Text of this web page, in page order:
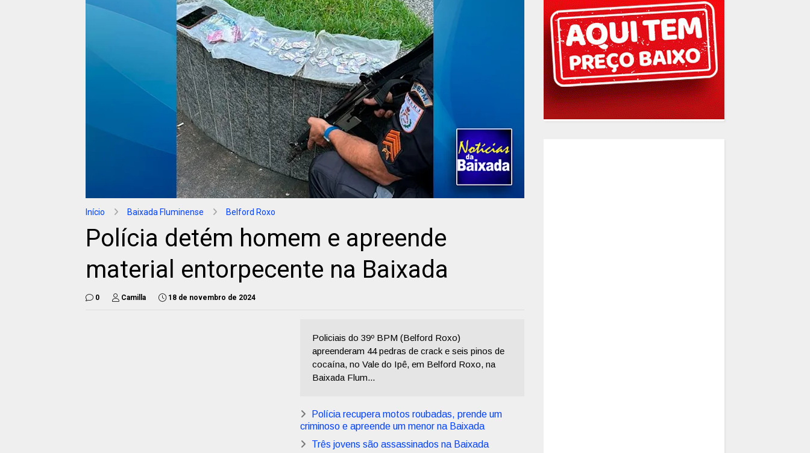
Início Baixada Fluminense Belford Roxo
Polícia detém homem e apreende
material entorpecente na Baixada
0 Camilla 18 de novembro de 2024
Policiais do 39º BPM (Belford Roxo)
apreenderam 44 pedras de crack e seis pinos de
cocaína, no Vale do Ipê, em Belford Roxo, na
Baixada Flum...
Polícia recupera motos roubadas, prende um
criminoso e apreende um menor na Baixada
Três jovens são assassinados na Baixada